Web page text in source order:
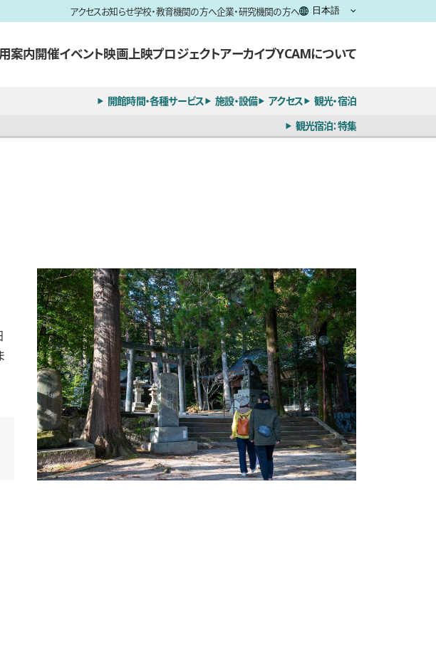
アクセスお知らせ学校・教育機関の方へ企業・研究機関の方へ
案内開催イベント映画上映プロジェクトアーカイブYCAMについて
開館時間・各種サービス 施設・設備 アクセス
観光・宿泊
観光宿泊：特集